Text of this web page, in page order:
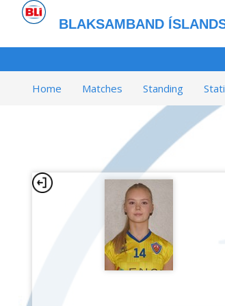
BLAKSAMBAND
Home Matches Standing